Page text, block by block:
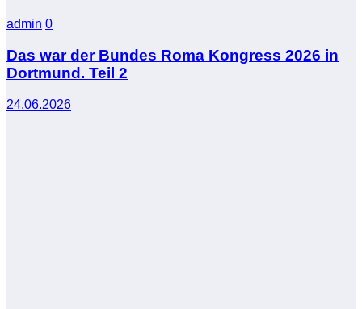
admin 0
Das war der Bundes Roma Kongress 2026 in
Dortmund. Teil 2
24.06.2026